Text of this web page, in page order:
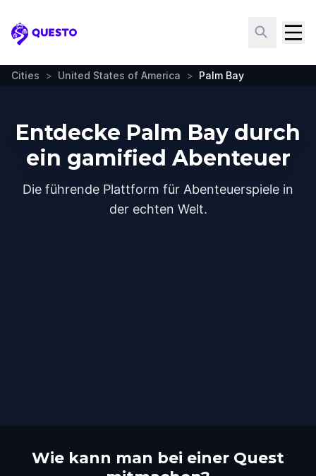
Questo
Cities > United States of America > Palm Bay
Entdecke Palm Bay durch
ein gamified Abenteuer
Die führende Plattform für Abenteuerspiele in
der echten Welt.
Wie kann man bei einer Quest